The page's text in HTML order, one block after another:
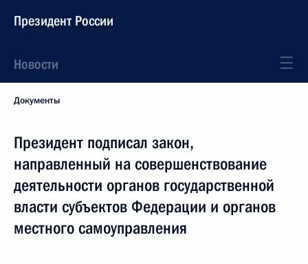
Президент России
Новости
Документы
Президент подписал закон,
направленный на совершенствование
деятельности органов государственной
власти субъектов Федерации и органов
местного самоуправления